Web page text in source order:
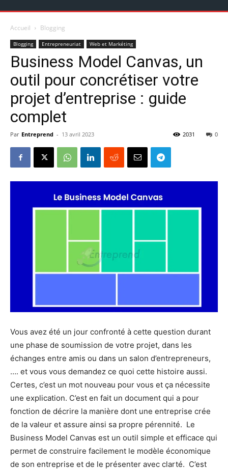
Accueil Blogging
Blogging Entrepreneuriat Web et Markéting
Business Model Canvas, un
outil pour concrétiser votre
projet d’entreprise : guide
complet
Par Entreprend - 13 avril 2023 0
2031
Vous avez été un jour confronté à cette question durant
une phase de soumission de votre projet, dans les
échanges entre amis ou dans un salon d’entrepreneurs,
…. et vous vous demandez ce quoi cette histoire aussi.
Certes, c’est un mot nouveau pour vous et ça nécessite
une explication. C’est en fait un document qui a pour
fonction de décrire la manière dont une entreprise crée
de la valeur et assure ainsi sa propre pérennité. Le
Business Model Canvas est un outil simple et efficace qui
permet de construire facilement le modèle économique
de son entreprise et de le présenter avec clarté. C’est